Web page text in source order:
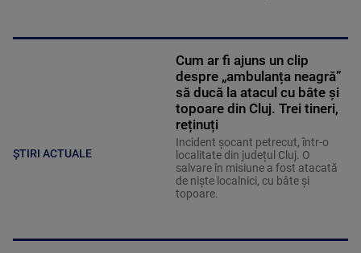
ȘTIRI ACTUALE
Cum ar fi ajuns un clip
despre „ambulanța neagră”
să ducă la atacul cu bâte și
topoare din Cluj. Trei tineri,
reținuți
Incident șocant petrecut, într-o
localitate din județul Cluj. O
salvare în misiune a fost atacată
de niște localnici, cu bâte și
topoare.